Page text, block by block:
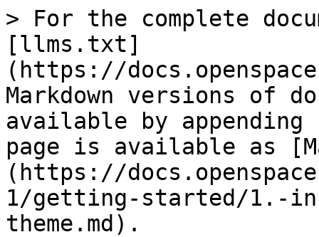
> For the complete
[llms.txt]
(https://
Markdown versions of
available by
page is available as
(https://
1/getting-started/1.-
theme.md).